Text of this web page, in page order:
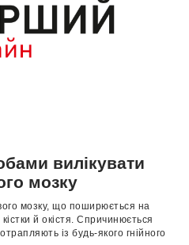
вилікувати
мозку
мозку, що поширюється на
й окістя. Спричинюється
із будь-якого гнійного